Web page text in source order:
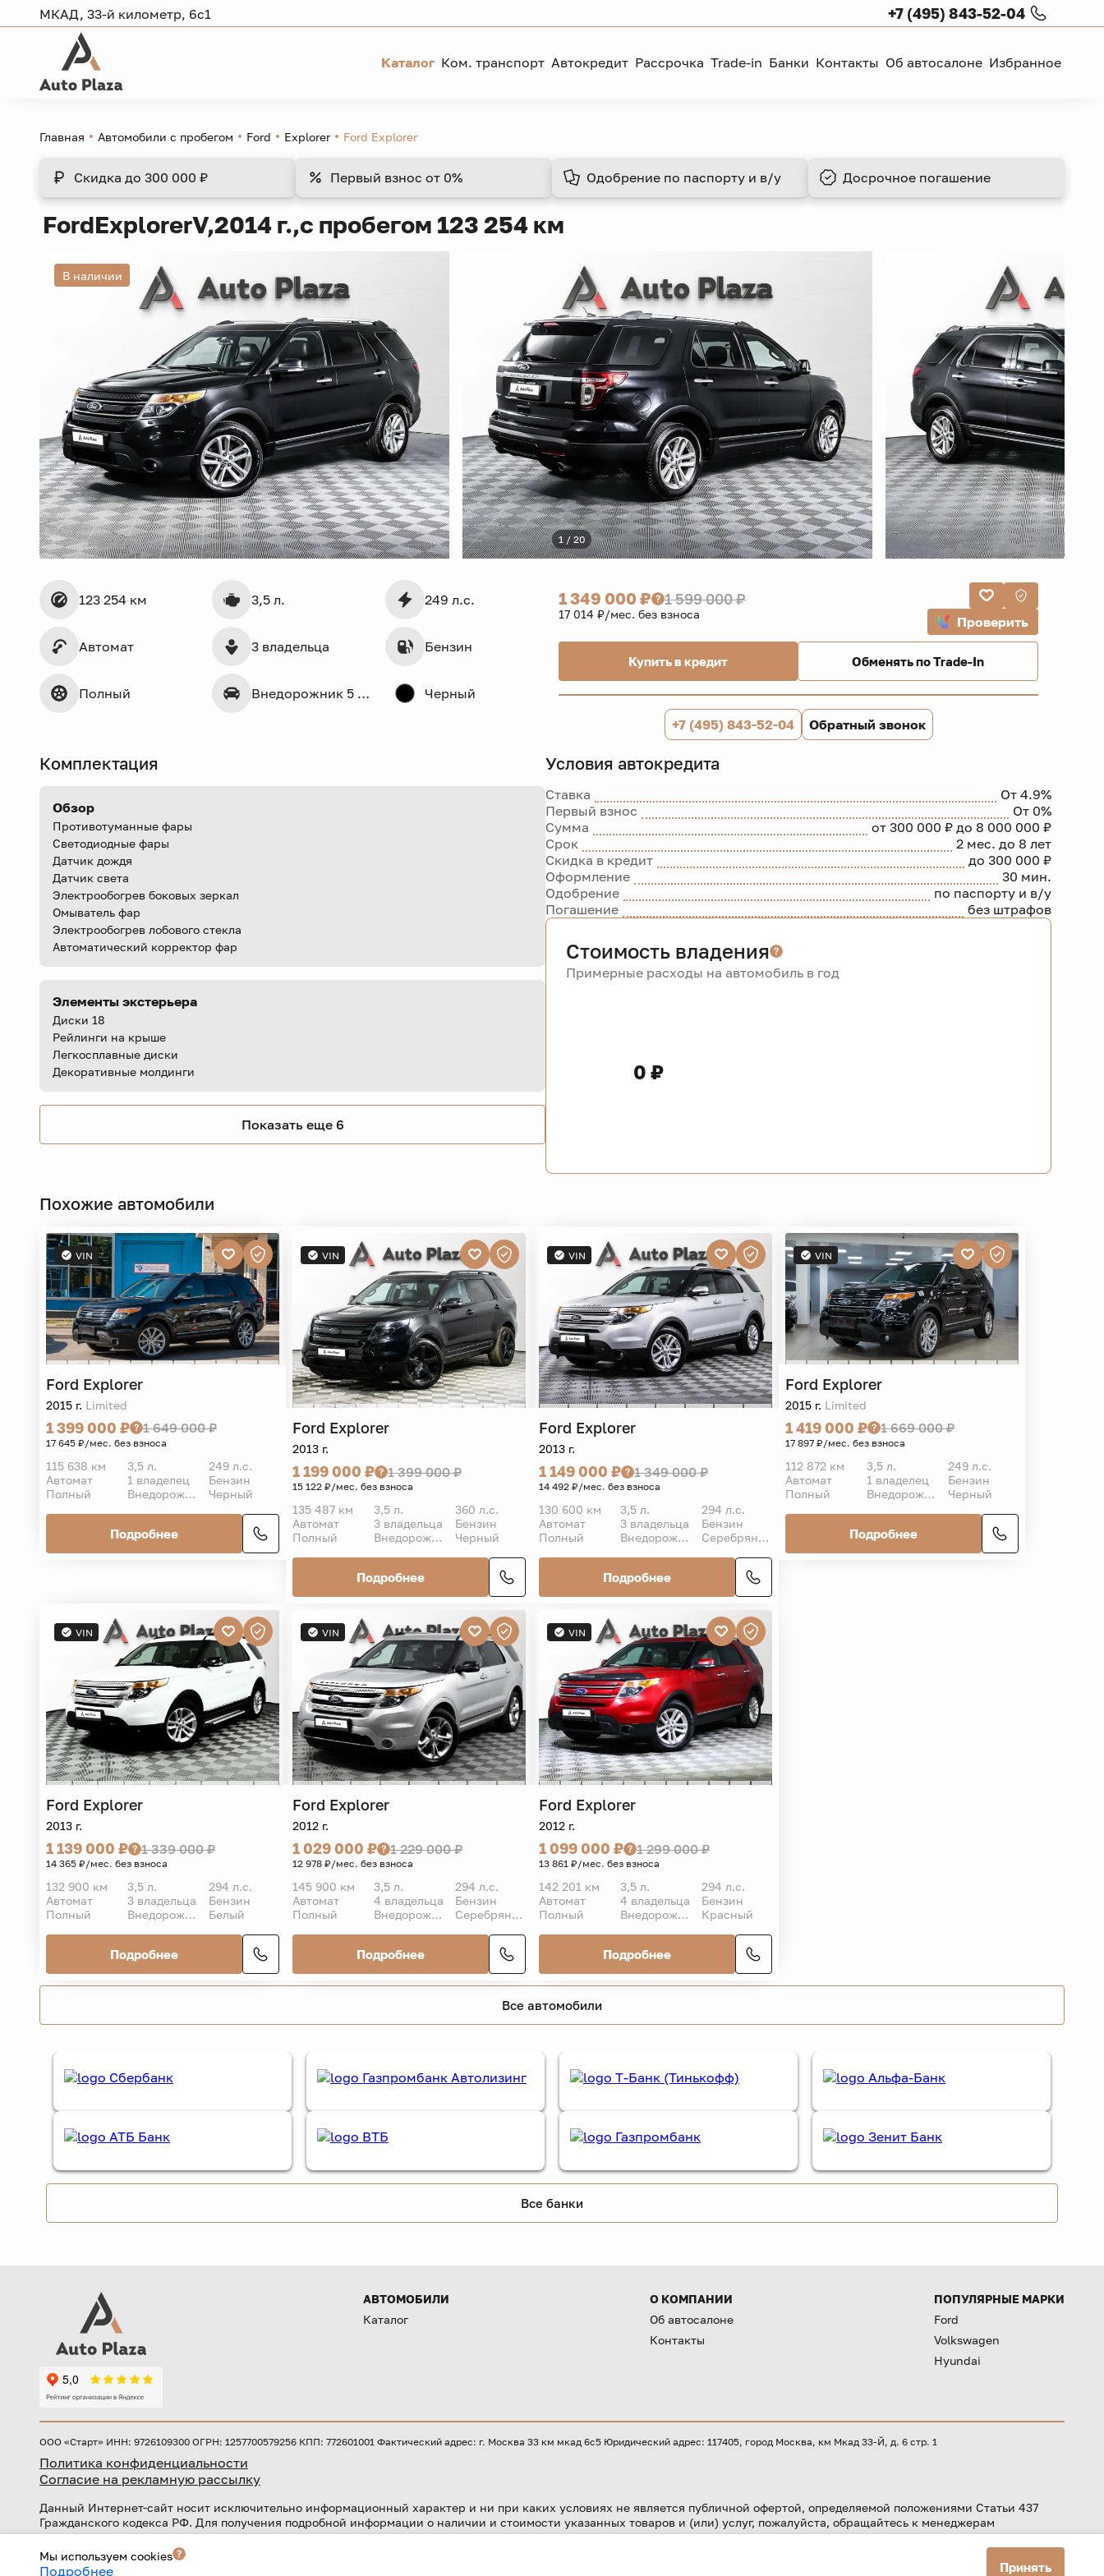
МКАД, 33-й километр, 6с1 +7 (495) 843-52-04
Каталог Ком. транспорт Автокредит Рассрочка Trade-in Банки Контакты Об автосалоне Избранное
Главная Автомобили с пробегом Ford Explorer Ford Explorer
Скидка до 300 000 ₽ Первый взнос от 0% Одобрение по паспорту и в/у Досрочное погашение
FordExplorerV,2014 г.,с пробегом 123 254 км
В наличии
1 / 20
123 254 км 3,5 л. 249 л.с.
Автомат 3 владельца Бензин
Полный Внедорожник 5 дв. Черный
1 349 000 ₽ 1 599 000 ₽
17 014 ₽/мес. без взноса Проверить
Купить в кредит Обменять по Trade-In
+7 (495) 843-52-04 Обратный звонок
Комплектация
Обзор
Противотуманные фары
Светодиодные фары
Датчик дождя
Датчик света
Электрообогрев боковых зеркал
Омыватель фар
Электрообогрев лобового стекла
Автоматический корректор фар
Элементы экстерьера
Диски 18
Рейлинги на крыше
Легкосплавные диски
Декоративные молдинги
Показать еще 6
Условия автокредита
Ставка
От 4.9%
Первый взнос
От 0%
Сумма
от 300 000 ₽ до 8 000 000 ₽
Срок
2 мес. до 8 лет
Скидка в кредит
до 300 000 ₽
Оформление
30 мин.
Одобрение
по паспорту и в/у
Погашение
без штрафов
Стоимость владения
Примерные расходы на автомобиль в год
0 ₽
Похожие автомобили
VIN
Ford Explorer
2015 г. Limited
1 399 000 ₽ 1 649 000 ₽
17 645 ₽/мес. без взноса
115 638 км 3,5 л.
249 л.с.
Автомат
1 владелец
Бензин
Полный
Внедорожник 5 дв. Черный
Подробнее
VIN
Ford Explorer
2013 г.
1 199 000 ₽ 1 399 000 ₽
15 122 ₽/мес. без взноса
135 487 км 3,5 л.
360 л.с.
Автомат
3 владельца
Бензин
Полный
Внедорожник 5 дв. Черный
Подробнее
VIN
Ford Explorer
2013 г.
1 149 000 ₽ 1 349 000 ₽
14 492 ₽/мес. без взноса
130 600 км 3,5 л.
294 л.с.
Автомат
3 владельца
Бензин
Полный
Внедорожник 5 дв. Серебряный
Подробнее
VIN
Ford Explorer
2015 г. Limited
1 419 000 ₽ 1 669 000 ₽
17 897 ₽/мес. без взноса
112 872 км 3,5 л.
249 л.с.
Автомат
1 владелец
Бензин
Полный
Внедорожник 5 дв. Черный
Подробнее
VIN
Ford Explorer
2013 г.
1 139 000 ₽ 1 339 000 ₽
14 365 ₽/мес. без взноса
132 900 км 3,5 л.
294 л.с.
Автомат
3 владельца
Бензин
Полный
Внедорожник 5 дв. Белый
Подробнее
VIN
Ford Explorer
2012 г.
1 029 000 ₽ 1 229 000 ₽
12 978 ₽/мес. без взноса
145 900 км 3,5 л.
294 л.с.
Автомат
4 владельца
Бензин
Полный
Внедорожник 5 дв. Серебряный
Подробнее
VIN
Ford Explorer
2012 г.
1 099 000 ₽ 1 299 000 ₽
13 861 ₽/мес. без взноса
142 201 км 3,5 л.
294 л.с.
Автомат
4 владельца
Бензин
Полный
Внедорожник 5 дв. Красный
Подробнее
Все автомобили
Все банки
АВТОМОБИЛИ
Каталог
О КОМПАНИИ
Об автосалоне
Контакты
ПОПУЛЯРНЫЕ МАРКИ
Ford
Volkswagen
Hyundai
ООО «Старт» ИНН: 9726109300 ОГРН: 1257700579256 КПП: 772601001 Фактический адрес: г. Москва 33 км мкад 6с5 Юридический адрес: 117405, город Москва, км Мкад 33-Й, д. 6 стр. 1
Политика конфиденциальности
Согласие на рекламную рассылку
Данный Интернет-сайт носит исключительно информационный характер и ни при каких условиях не является публичной офертой, определяемой положениями Статьи 437
Гражданского кодекса РФ. Для получения подробной информации о наличии и стоимости указанных товаров и (или) услуг, пожалуйста, обращайтесь к менеджерам
автоцентра.
Кредит предоставляется банком АО «ТБанк».
Мы используем cookies
Подробнее Принять